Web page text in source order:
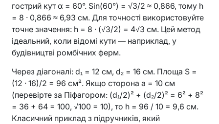
гострий кут α = 60°. Sin(60°) = √3/2 ≈ 0,866, тому h
= 8 · 0,866 ≈ 6,93 см. Для точності використовуйте
точне значення: h = 8 · (√3/2) = 4√3 см. Цей метод
ідеальний, коли відомі кути — наприклад, у
будівництві ромбічних ферм.
Через діагоналі: d₁ = 12 см, d₂ = 16 см. Площа S =
(12 · 16)/2 = 96 см². Якщо сторона a = 10 см
(перевірте за Піфагором: (d₁/2)² + (d₂/2)² = 6² + 8²
= 36 + 64 = 100, √100 = 10), то h = 96 / 10 = 9,6 см.
Класичний приклад з підручників, який